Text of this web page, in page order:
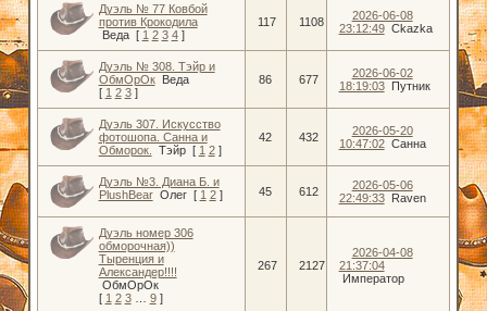
Дуэль № 77 Ковбой
против Крокодила
Веда [ 1 2 3 4 ]
117 1108
2026-06-08
23:12:49 Ckazka
Дуэль № 308. Тэйр и
ОбмОрОк
Веда
[ 1 2 3 ]
86 677
2026-06-02
18:19:03
Путник
Дуэль 307. Искусство
фотошопа. Санна и
Обморок.
Тэйр [ 1 2 ]
42 432
2026-05-20
10:47:02 Санна
Дуэль №3. Диана Б. и
PlushBear Олег [ 1 2 ] 45 612
2026-05-06
22:49:33
Raven
Дуэль номер 306
обморочная))
Тыренция и
Александер!!!!
ОбмОрОк
[ 1 2 3 9 ]
267 2127
2026-04-08
21:37:04
Император